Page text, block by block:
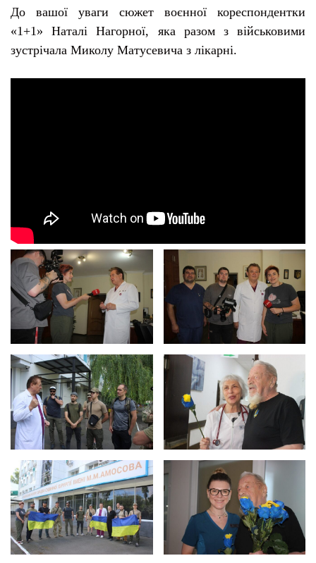
До вашої уваги сюжет воєнної кореспондентки
«1+1» Наталі Нагорної, яка разом з військовими
зустрічала Миколу Матусевича з лікарні.